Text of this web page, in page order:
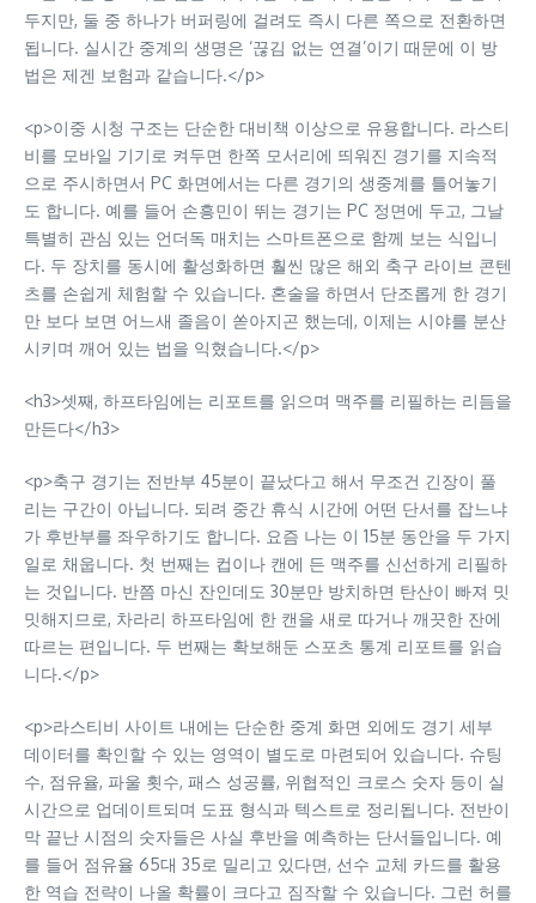
두지만, 둘 중 하나가 버퍼링에 걸려도 즉시 다른 쪽으로 전환하면
됩니다. 실시간 중계의 생명은 ‘끊김 없는 연결’이기 때문에 이 방
법은 제겐 보험과 같습니다.</p>
<p>이중 시청 구조는 단순한 대비책 이상으로 유용합니다. 라스티
비를 모바일 기기로 켜두면 한쪽 모서리에 띄워진 경기를 지속적
으로 주시하면서 PC 화면에서는 다른 경기의 생중계를 틀어놓기
도 합니다. 예를 들어 손흥민이 뛰는 경기는 PC 정면에 두고, 그날
특별히 관심 있는 언더독 매치는 스마트폰으로 함께 보는 식입니
다. 두 장치를 동시에 활성화하면 훨씬 많은 해외 축구 라이브 콘텐
츠를 손쉽게 체험할 수 있습니다. 혼술을 하면서 단조롭게 한 경기
만 보다 보면 어느새 졸음이 쏟아지곤 했는데, 이제는 시야를 분산
시키며 깨어 있는 법을 익혔습니다.</p>
<h3>셋째, 하프타임에는 리포트를 읽으며 맥주를 리필하는 리듬을
만든다</h3>
<p>축구 경기는 전반부 45분이 끝났다고 해서 무조건 긴장이 풀
리는 구간이 아닙니다. 되려 중간 휴식 시간에 어떤 단서를 잡느냐
가 후반부를 좌우하기도 합니다. 요즘 나는 이 15분 동안을 두 가지
일로 채웁니다. 첫 번째는 컵이나 캔에 든 맥주를 신선하게 리필하
는 것입니다. 반쯤 마신 잔인데도 30분만 방치하면 탄산이 빠져 밋
밋해지므로, 차라리 하프타임에 한 캔을 새로 따거나 깨끗한 잔에
따르는 편입니다. 두 번째는 확보해둔 스포츠 통계 리포트를 읽습
니다.</p>
<p>라스티비 사이트 내에는 단순한 중계 화면 외에도 경기 세부
데이터를 확인할 수 있는 영역이 별도로 마련되어 있습니다. 슈팅
수, 점유율, 파울 횟수, 패스 성공률, 위협적인 크로스 숫자 등이 실
시간으로 업데이트되며 도표 형식과 텍스트로 정리됩니다. 전반이
막 끝난 시점의 숫자들은 사실 후반을 예측하는 단서들입니다. 예
를 들어 점유율 65대 35로 밀리고 있다면, 선수 교체 카드를 활용
한 역습 전략이 나올 확률이 크다고 짐작할 수 있습니다. 그런 허를